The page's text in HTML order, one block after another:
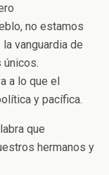
no estamos
vanguardia de
únicos.
a lo que el
y pacífica.
que
hermanos y